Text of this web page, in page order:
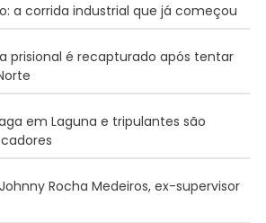
a corrida industrial que já começou
prisional é recapturado após tentar
em Laguna e tripulantes são
Rocha Medeiros, ex-supervisor